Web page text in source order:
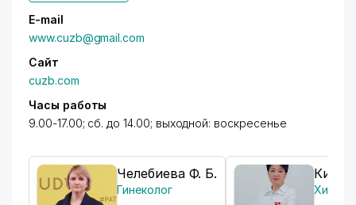
E-mail
www.cuzb@gmail.com
Сайт
cuzb.com
Часы работы
9.00-17.00; сб. до 14.00; выходной: воскресенье
Челебиева Ф. Б.
Гинеколог
Ким
Хирург